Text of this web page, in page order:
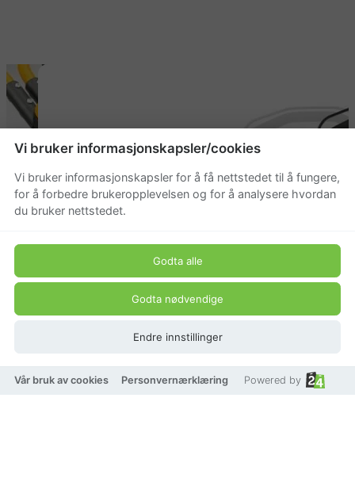
Vi bruker informasjonskapsler/cookies
Vi bruker informasjonskapsler for å få nettstedet til å fungere,
for å forbedre brukeropplevelsen og for å analysere hvordan
du bruker nettstedet.
Godta alle
Godta nødvendige
Endre innstillinger
Vår bruk av cookies Personvernærklæring Powered by